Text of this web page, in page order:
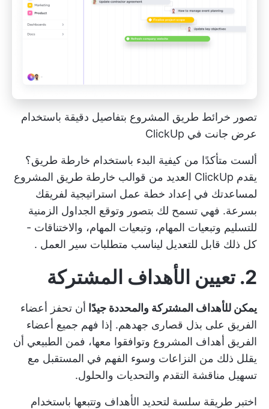
تصور خرائط طريق المشروع بتفاصيل دقيقة باستخدام
عرض جانت في ClickUp
ألست متأكدًا من كيفية البدء باستخدام خارطة طريق؟
يقدم ClickUp العديد من
قوالب خارطة طريق المشروع
لمساعدتك في إعداد خطة عمل استراتيجية لفريقك
بسرعة. فهي تسمح لك بتصور وتوقع الجداول الزمنية
للتسليم وتبعيات المهام، وتبعيات المهام، والاختناقات -
كل ذلك قابل للتعديل ليناسب متطلبات سير العمل .
2. تعيين الأهداف المشتركة
يمكن للأهداف المشتركة والمحددة جيدًا أن تحفز أعضاء
الفريق على بذل قصارى جهدهم. إذا فهم جميع أعضاء
الفريق أهداف المشروع وتوافقوا معها، فمن الطبيعي أن
يقلل ذلك من النزاعات وسوء الفهم في المستقبل مع
تسهيل مناقشة التقدم والتحديات والحلول.
اختبر طريقة سلسة لتحديد الأهداف وتتبعها باستخدام